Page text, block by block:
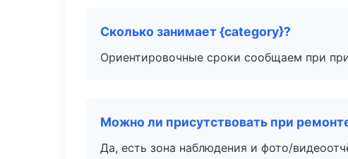
Сколько занимает {category}?
Ориентировочные сроки сообщаем при
Можно ли присутствовать при
Да, есть зона наблюдения и фото/